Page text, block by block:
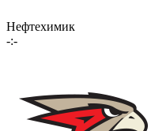
Нефтехимик
-:-